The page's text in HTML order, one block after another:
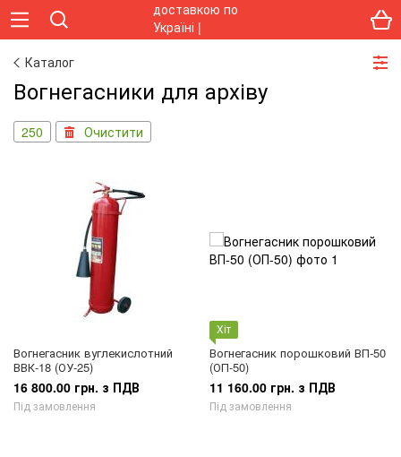
Каталог
Вогнегасники для архіву
250 Очистити
Вогнегасник вуглекислотний
ВВК-18 (ОУ-25)
16 800.00 грн. з ПДВ
Під замовлення
Хіт
Вогнегасник порошковий ВП-50
(ОП-50)
11 160.00 грн. з ПДВ
Під замовлення